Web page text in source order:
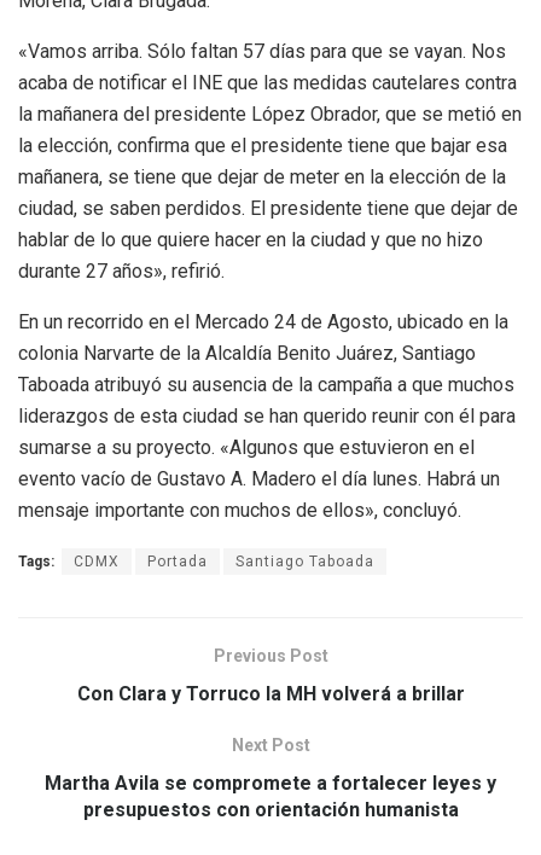
«Vamos arriba. Sólo faltan 57 días para que se vayan. Nos
acaba de notificar el INE que las medidas cautelares contra
la mañanera del presidente López Obrador, que se metió en
la elección, confirma que el presidente tiene que bajar esa
mañanera, se tiene que dejar de meter en la elección de la
ciudad, se saben perdidos. El presidente tiene que dejar de
hablar de lo que quiere hacer en la ciudad y que no hizo
durante 27 años», refirió.
En un recorrido en el Mercado 24 de Agosto, ubicado en la
colonia Narvarte de la Alcaldía Benito Juárez, Santiago
Taboada atribuyó su ausencia de la campaña a que muchos
liderazgos de esta ciudad se han querido reunir con él para
sumarse a su proyecto. «Algunos que estuvieron en el
evento vacío de Gustavo A. Madero el día lunes. Habrá un
mensaje importante con muchos de ellos», concluyó.
Tags: CDMX Portada Santiago Taboada
Previous Post
Con Clara y Torruco la MH volverá a brillar
Next Post
Martha Avila se compromete a fortalecer leyes y
presupuestos con orientación humanista